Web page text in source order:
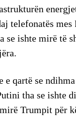
telefonatës mes
se ishte mirë të
e qartë se
tha se ishte
Trumpit për